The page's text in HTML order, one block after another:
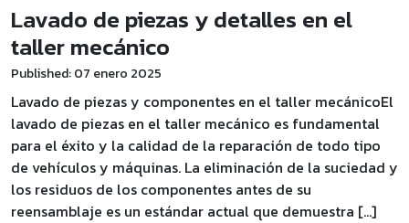
Lavado de piezas y detalles en el
taller mecánico
Published: 07 enero 2025
Lavado de piezas y componentes en el taller mecánicoEl
lavado de piezas en el taller mecánico es fundamental
para el éxito y la calidad de la reparación de todo tipo
de vehículos y máquinas. La eliminación de la suciedad y
los residuos de los componentes antes de su
reensamblaje es un estándar actual que demuestra […]